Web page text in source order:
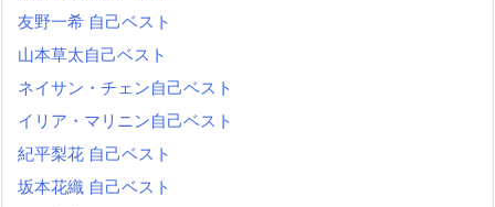
友野一希 自己ベスト
山本草太自己ベスト
ネイサン・チェン自己ベスト
イリア・マリニン自己ベスト
紀平梨花 自己ベスト
坂本花織 自己ベスト